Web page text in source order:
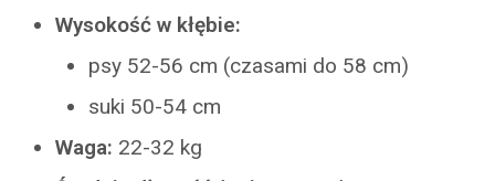
Wysokość w kłębie:
psy 52-56 cm (czasami do 58 cm)
suki 50-54 cm
Waga: 22-32 kg